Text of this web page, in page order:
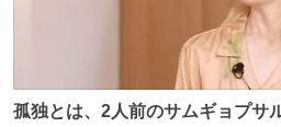
孤独とは、2人前のサムギョプサ